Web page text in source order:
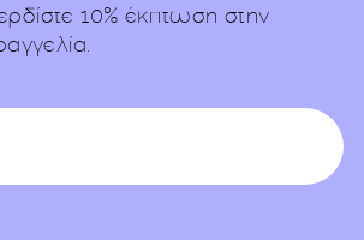
10% έκπτωση στην